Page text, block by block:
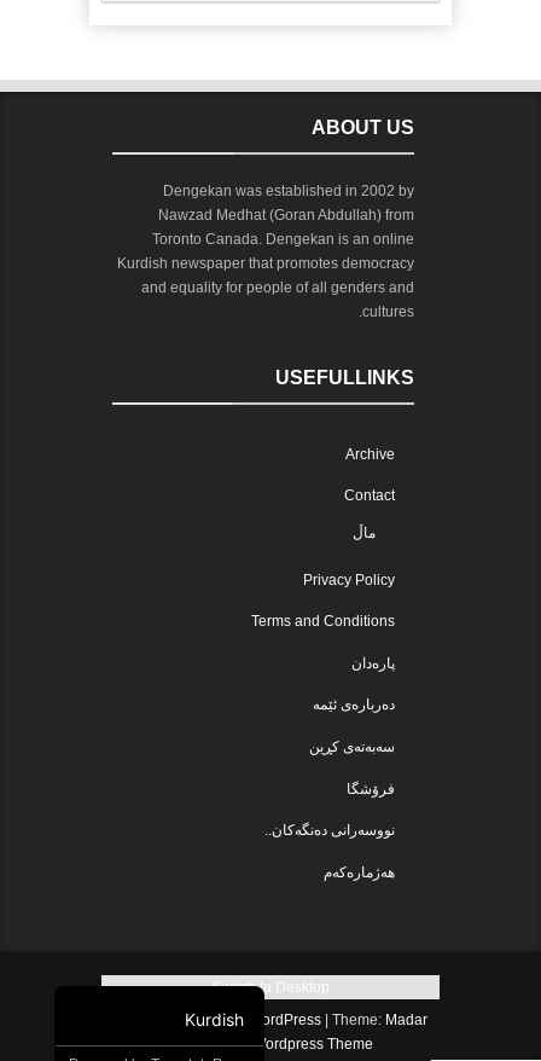
ABOUT US
Dengekan was established in 2002 by
Nawzad Medhat (Goran Abdullah) from
Toronto Canada. Dengekan is an online
Kurdish newspaper that promotes democracy
and equality for people of all genders and
cultures.
USEFULLINKS
Archive
Contact
ماڵ
Privacy Policy
Terms and Conditions
پارەدان
دەربارەی ئێمە
سەبەتەی کڕین
فرۆشگا
نووسەرانی دەنگەکان..
هەژمارەکەم
Switch to Desktop
Proudly powered by WordPress
Theme: Madar
LitebyFree Wordpress Theme
.
Kurdish